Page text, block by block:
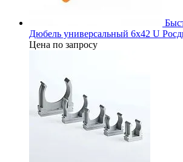
Дюбель универсальный 6х42 U
Цена по запросу